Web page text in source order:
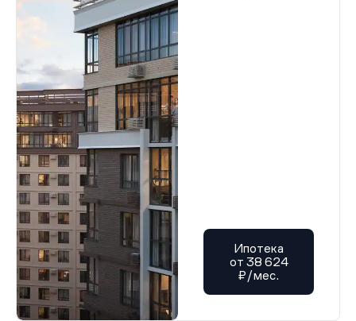
Ипотека
от 38 624
₽/мес.